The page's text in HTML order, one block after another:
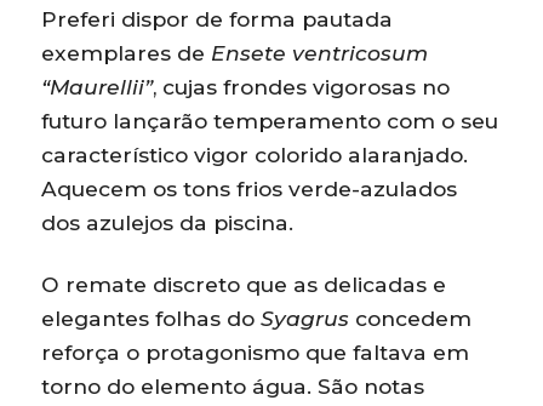
Preferi dispor de forma pautada
exemplares de Ensete ventricosum
“Maurellii”, cujas frondes vigorosas no
futuro lançarão temperamento com o seu
característico vigor colorido alaranjado.
Aquecem os tons frios verde-azulados
dos azulejos da piscina.
O remate discreto que as delicadas e
elegantes folhas doSyagrus concedem
reforça o protagonismo que faltava em
torno do elemento água. São notas